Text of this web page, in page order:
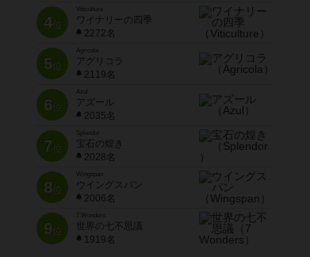
4位
Viticulture
ワイナリーの四季
2272名
5位
Agricola
アグリコラ
2119名
6位
Azul
アズール
2035名
7位
宝石の煌き
2028名
8位
Wingspan
ウイングスパン
2006名
9位
7 Wonders
世界の七不思議
1919名